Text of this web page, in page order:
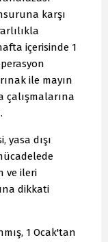
karşı
içerisinde 1
ile mayın
çalışmalarına
yasa dışı
ve ileri
dikkati
1 Ocak'tan